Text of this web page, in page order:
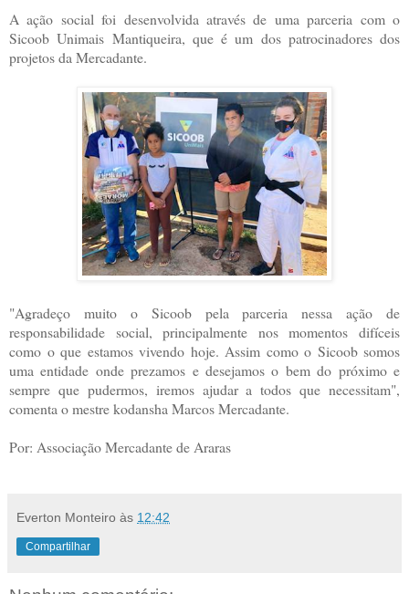
A ação social foi desenvolvida através de uma parceria com o
Sicoob Unimais Mantiqueira, que é um dos patrocinadores dos
projetos da Mercadante.
"Agradeço muito o Sicoob pela parceria nessa ação de
responsabilidade social, principalmente nos momentos difíceis
como o que estamos vivendo hoje. Assim como o Sicoob somos
uma entidade onde prezamos e desejamos o bem do próximo e
sempre que pudermos, iremos ajudar a todos que necessitam",
comenta o mestre kodansha Marcos Mercadante.
Por: Associação Mercadante de Araras
Everton Monteiro às 12:42
Compartilhar